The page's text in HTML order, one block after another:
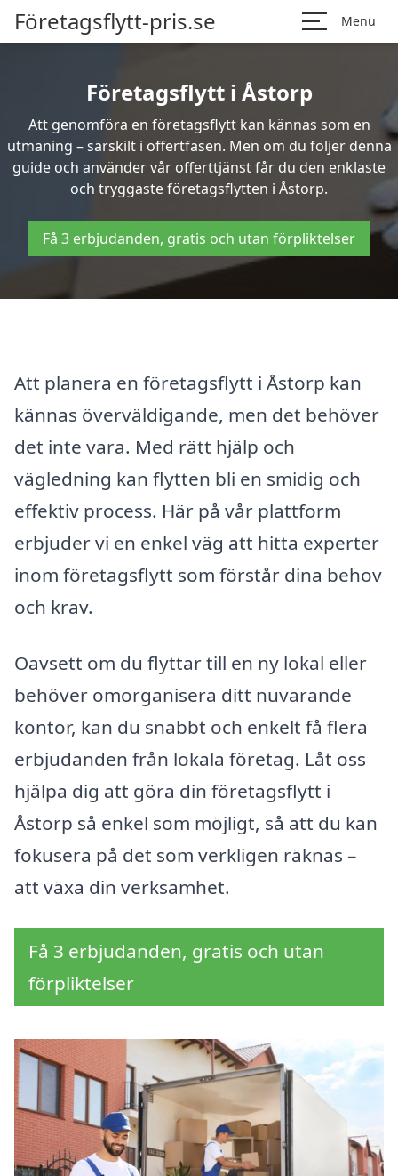
Företagsflytt-pris.se Menu
Företagsflytt i Åstorp
Att genomföra en företagsflytt kan kännas som en
utmaning – särskilt i offertfasen. Men om du följer denna
guide och använder vår offerttjänst får du den enklaste
och tryggaste företagsflytten i Åstorp.
Få 3 erbjudanden, gratis och utan förpliktelser
Att planera en företagsflytt i Åstorp kan
kännas överväldigande, men det behöver
det inte vara. Med rätt hjälp och
vägledning kan flytten bli en smidig och
effektiv process. Här på vår plattform
erbjuder vi en enkel väg att hitta experter
inom företagsflytt som förstår dina behov
och krav.
Oavsett om du flyttar till en ny lokal eller
behöver omorganisera ditt nuvarande
kontor, kan du snabbt och enkelt få flera
erbjudanden från lokala företag. Låt oss
hjälpa dig att göra din företagsflytt i
Åstorp så enkel som möjligt, så att du kan
fokusera på det som verkligen räknas –
att växa din verksamhet.
Få 3 erbjudanden, gratis och utan
förpliktelser